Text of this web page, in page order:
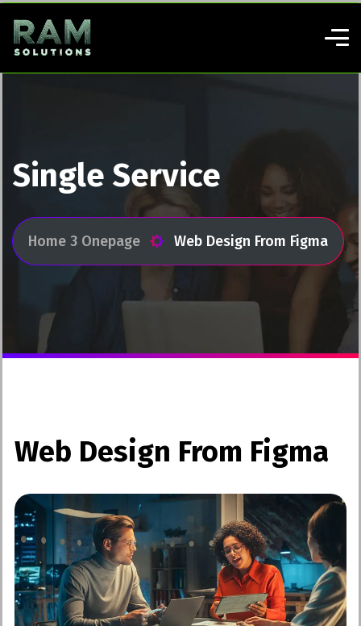
Single Service
Home 3 Onepage Web Design From Figma
Web Design From Figma